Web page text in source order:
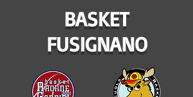
BASKET
FUSIGNANO